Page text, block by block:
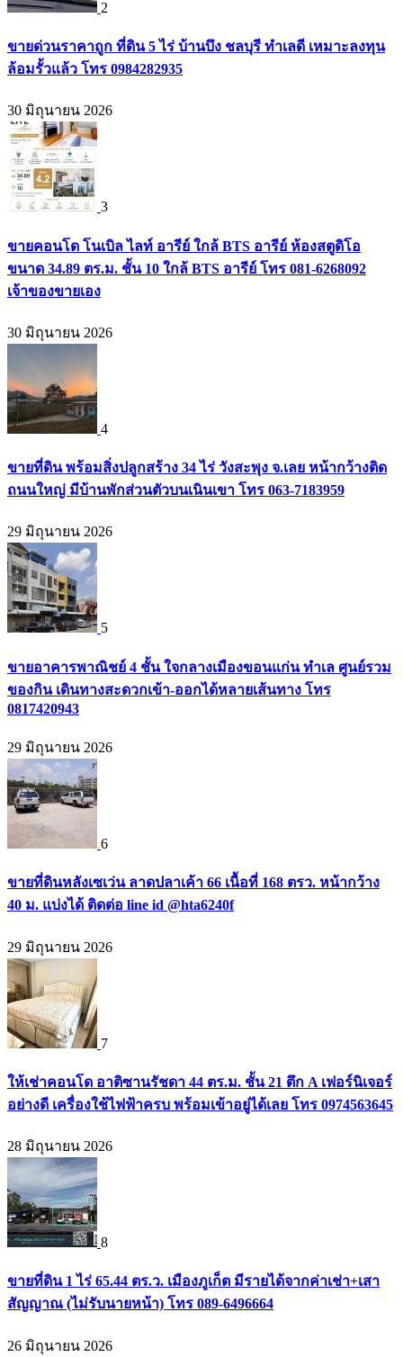
2
ขายด่วนราคาถูก ที่ดิน 5 ไร่ บ้านบึง ชลบุรี ทำเลดี เหมาะลงทุน
ล้อมรั้วแล้ว โทร 0984282935
30 มิถุนายน 2026
3
ขายคอนโด โนเบิล ไลท์ อารีย์ ใกล้ BTS อารีย์ ห้องสตูดิโอ
ขนาด 34.89 ตร.ม. ชั้น 10 ใกล้ BTS อารีย์ โทร 081-6268092
เจ้าของขายเอง
30 มิถุนายน 2026
4
ขายที่ดิน พร้อมสิ่งปลูกสร้าง 34 ไร่ วังสะพุง จ.เลย หน้ากว้างติด
ถนนใหญ่ มีบ้านพักส่วนตัวบนเนินเขา โทร 063-7183959
29 มิถุนายน 2026
5
ขายอาคารพาณิชย์ 4 ชั้น ใจกลางเมืองขอนแก่น ทำเล ศูนย์รวม
ของกิน เดินทางสะดวกเข้า-ออกได้หลายเส้นทาง โทร
0817420943
29 มิถุนายน 2026
6
ขายที่ดินหลังเซเว่น ลาดปลาเค้า 66 เนื้อที่ 168 ตรว. หน้ากว้าง
40 ม. แบ่งได้ ติดต่อ line id @hta6240f
29 มิถุนายน 2026
7
ให้เช่าคอนโด อาติซานรัชดา 44 ตร.ม. ชั้น 21 ตึก A เฟอร์นิเจอร์
อย่างดี เครื่องใช้ไฟฟ้าครบ พร้อมเข้าอยู่ได้เลย โทร 0974563645
28 มิถุนายน 2026
8
ขายที่ดิน 1 ไร่ 65.44 ตร.ว. เมืองภูเก็ต มีรายได้จากค่าเช่า+เสา
สัญญาณ (ไม่รับนายหน้า) โทร 089-6496664
26 มิถุนายน 2026